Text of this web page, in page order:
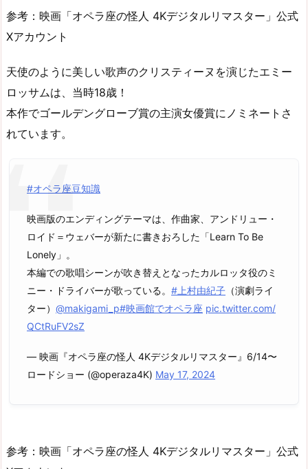
参考：映画「オペラ座の怪人 4Kデジタルリマスター」公式
Xアカウント
天使のように美しい歌声のクリスティーヌを演じたエミー
ロッサムは、当時18歳！
本作でゴールデングローブ賞の主演女優賞にノミネートさ
れています。
#オペラ座豆知識
映画版のエンディングテーマは、作曲家、アンドリュー・
ロイド＝ウェバーが新たに書きおろした「Learn To Be
Lonely」。
本編での歌唱シーンが吹き替えとなったカルロッタ役のミ
ニー・ドライバーが歌っている。 #上村由紀子 （演劇ライ
ター） @makigami_p#映画館でオペラ座 pic.twitter.com/
QCtRuFV2sZ
— 映画『オペラ座の怪人 4Kデジタルリマスター』6/14〜
ロードショー (@operaza4K) May 17, 2024
参考：映画「オペラ座の怪人 4Kデジタルリマスター」公式